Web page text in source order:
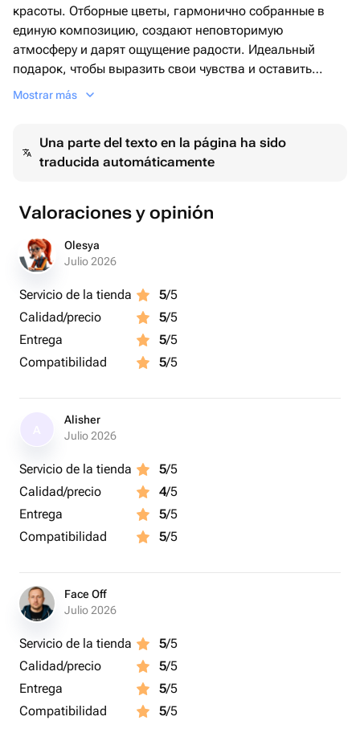
красоты. Отборные цветы, гармонично собранные в
единую композицию, создают неповторимую
атмосферу и дарят ощущение радости. Идеальный
подарок, чтобы выразить свои чувства и оставить
незабываемое впечатление. В подарок к каждому
нас в избранное, чтобы не потерять
Mostrar más
Una parte del texto en la página ha sido
traducida automáticamente
Valoraciones y opinión
Olesya
Julio 2026
Servicio de la tienda 5/5
Calidad/precio
5/5
Entrega
5/5
Compatibilidad
5/5
Alisher
Julio 2026
Servicio de la tienda 5/5
Calidad/precio
4/5
Entrega
5/5
Compatibilidad
5/5
Face Off
Julio 2026
Servicio de la tienda 5/5
Calidad/precio
5/5
Entrega
5/5
Compatibilidad
5/5